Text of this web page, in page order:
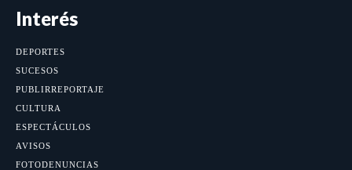
Interés
DEPORTES
SUCESOS
PUBLIRREPORTAJE
CULTURA
ESPECTÁCULOS
AVISOS
FOTODENUNCIAS